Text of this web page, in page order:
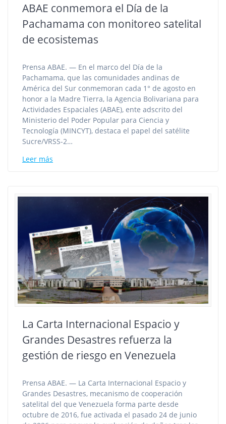
ABAE conmemora el Día de la
Pachamama con monitoreo satelital
de ecosistemas
Prensa ABAE. — En el marco del Día de la
Pachamama, que las comunidades andinas de
América del Sur conmemoran cada 1° de agosto en
honor a la Madre Tierra, la Agencia Bolivariana para
Actividades Espaciales (ABAE), ente adscrito del
Ministerio del Poder Popular para Ciencia y
Tecnología (MINCYT), destaca el papel del satélite
Sucre/VRSS-2…
Leer más
La Carta Internacional Espacio y
Grandes Desastres refuerza la
gestión de riesgo en Venezuela
Prensa ABAE. — La Carta Internacional Espacio y
Grandes Desastres, mecanismo de cooperación
satelital del que Venezuela forma parte desde
octubre de 2016, fue activada el pasado 24 de junio